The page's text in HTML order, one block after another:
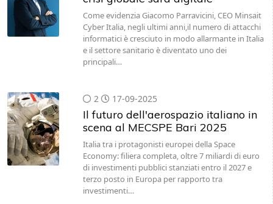
Come evidenzia Giacomo Parravicini, CEO Minsait
Cyber Italia, negli ultimi anni,il numero di attacchi
informatici è cresciuto in modo allarmante in Italia
e il settore sanitario è diventato uno dei
principali…
2 17-09-2025
Il futuro dell'aerospazio italiano in
scena al MECSPE Bari 2025
Italia tra i protagonisti europei della Space
Economy: filiera completa, oltre 7 miliardi di euro
di investimenti pubblici stanziati entro il 2027 e
terzo posto in Europa per rapporto tra
investimenti…